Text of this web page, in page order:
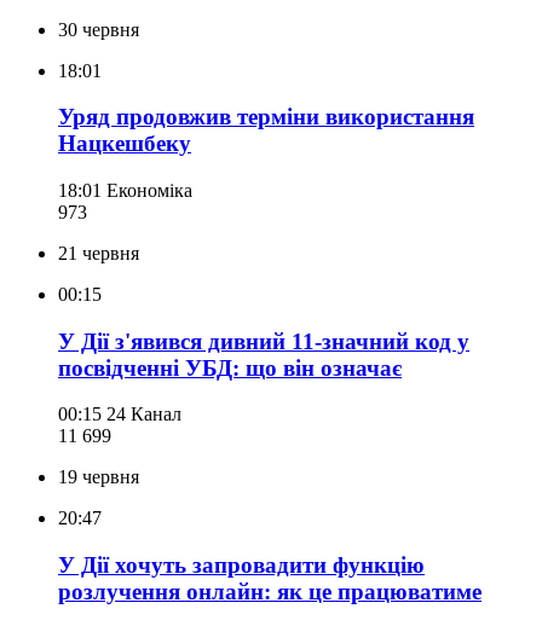
30 червня
18:01
Уряд продовжив терміни використання
Нацкешбеку
18:01 Економіка
973
21 червня
00:15
У Дії з'явився дивний 11-значний код у
посвідченні УБД: що він означає
00:15 24 Канал
11 699
19 червня
20:47
У Дії хочуть запровадити функцію
розлучення онлайн: як це працюватиме